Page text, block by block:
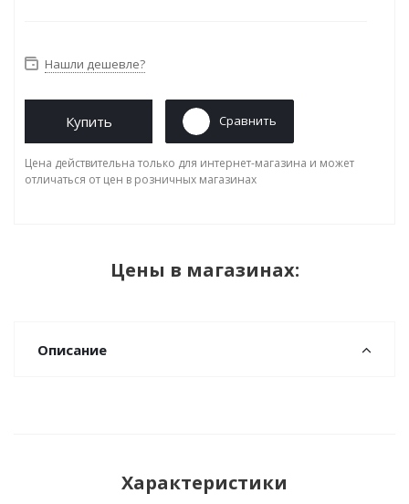
Нашли дешевле?
Купить Сравнить
Цена действительна только для интернет-магазина и может
отличаться от цен в розничных магазинах
Цены в магазинах:
Описание
Характеристики